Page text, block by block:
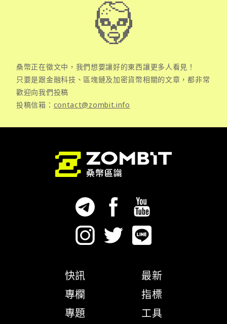
桑幣正在徵文中，我們想要讓好的東西讓更多人看見！
只要是跟金融科技、區塊鏈及加密貨幣相關的文章，都非常
歡迎向我們投稿
投稿信箱： contact@zombit.info
快訊
專欄
專題
最新
指標
工具